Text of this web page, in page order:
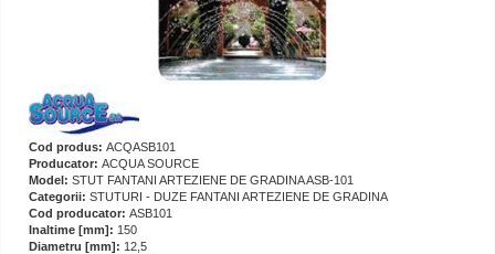
Cod produs: ACQASB101
Producator: ACQUA SOURCE
Model: STUT FANTANI ARTEZIENE DE GRADINA ASB-101
Categorii: STUTURI - DUZE FANTANI ARTEZIENE DE GRADINA
Cod producator: ASB101
Inaltime [mm]: 150
Diametru [mm]: 12,5